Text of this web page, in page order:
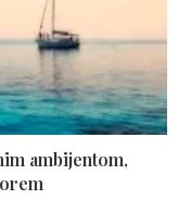
ambijentom,